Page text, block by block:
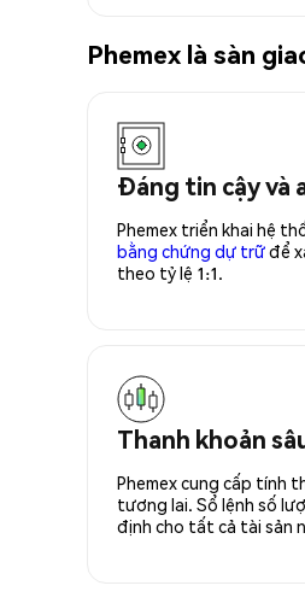
Phemex là sàn
Đáng tin cậy và
Phemex triển khai hệ
bằng chứng dự trữđể
theo tỷ lệ 1:1.
Thanh khoản
Phemex cung cấp tính
tương lai. Sổ lệnh số
định cho tất cả tài sản